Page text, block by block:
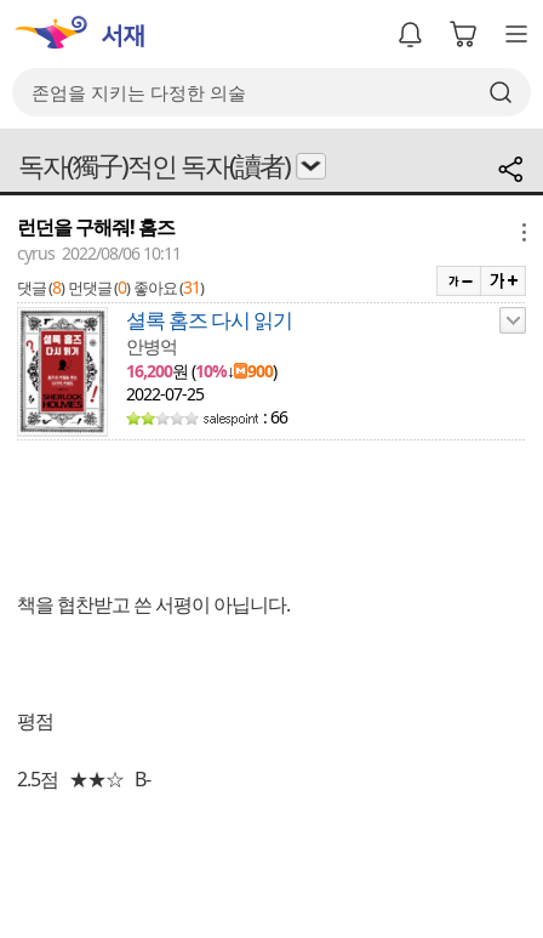
독자(獨子)적인 독자(讀者)
런던을 구해줘! 홈즈
cyrus 2022/08/06 10:11
댓글 (8) 먼댓글 (0) 좋아요 (31)
셜록 홈즈 다시 읽기
안병억
16,200원 (10%↓ 900)
2022-07-25
: 66
책을 협찬받고 쓴 서평이 아닙니다.
평점
2.5점 ★★☆ B-